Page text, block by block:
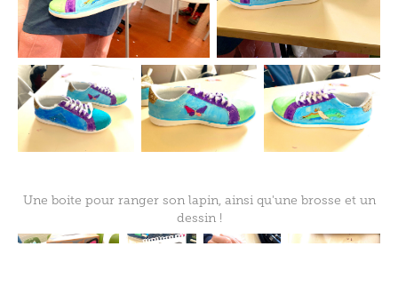
Une boite pour ranger son lapin, ainsi qu'une brosse et un
dessin !